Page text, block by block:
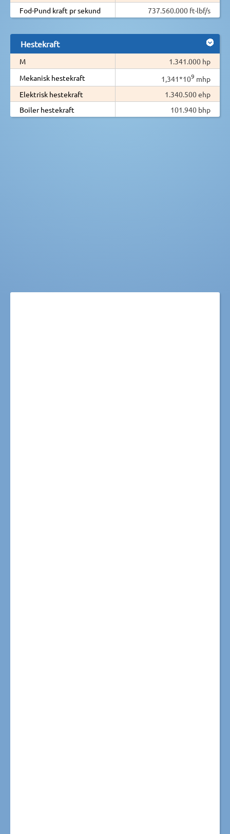
Fod-Pund kraft pr sekund 737.560.000 ft·lbf/s
Hestekraft
M
1.341.000 hp
Mekanisk hestekraft
1,341*109 mhp
Elektrisk hestekraft
1.340.500 ehp
Boiler hestekraft
101.940 bhp